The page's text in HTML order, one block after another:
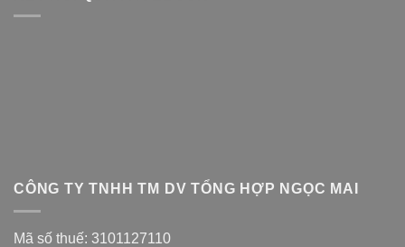
CÔNG TY TNHH TM DV TỔNG HỢP NGỌC MAI
Mã số thuế: 3101127110